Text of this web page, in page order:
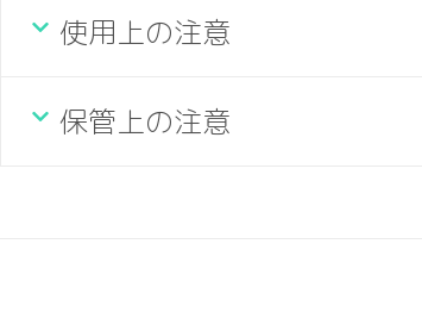
使用上の注意
保管上の注意